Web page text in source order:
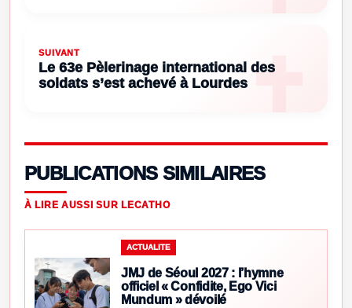
SUIVANT
Le 63e Pèlerinage international des
soldats s’est achevé à Lourdes
PUBLICATIONS SIMILAIRES
À LIRE AUSSI SUR LECATHO
ACTUALITE
JMJ de Séoul 2027 : l’hymne
officiel « Confidite, Ego Vici
Mundum » dévoilé